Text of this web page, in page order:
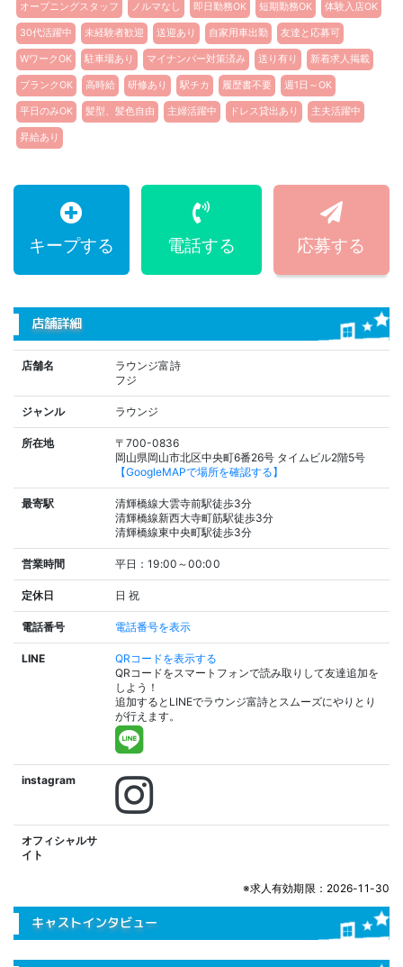
オープニングスタッフ ノルマなし 即日勤務OK 短期勤務OK 体験入店OK
30代活躍中 未経験者歓迎 送迎あり 自家用車出勤 友達と応募可
WワークOK 駐車場あり マイナンバー対策済み 送り有り 新着求人掲載
ブランクOK 高時給 研修あり 駅チカ 履歴書不要 週1日～OK
平日のみOK 髪型、髪色自由 主婦活躍中 ドレス貸出あり 主夫活躍中
昇給あり
キープする 電話する 応募する
店舗詳細
店舗名
ラウンジ富詩
フジ
ジャンル ラウンジ
所在地
〒700-0836
岡山県岡山市北区中央町6番26号 タイムビル2階5号
【GoogleMAPで場所を確認する】
最寄駅
清輝橋線大雲寺前駅徒歩3分
清輝橋線新西大寺町筋駅徒歩3分
清輝橋線東中央町駅徒歩3分
営業時間 平日：19:00～00:00
定休日 日 祝
電話番号 電話番号を表示
LINE
QRコードを表示する
QRコードをスマートフォンで読み取りして友達追加を
しよう！
追加するとLINEでラウンジ富詩とスムーズにやりとり
が行えます。
instagram
オフィシャルサ
イト
※求人有効期限：2026-11-30
キャストインタビュー